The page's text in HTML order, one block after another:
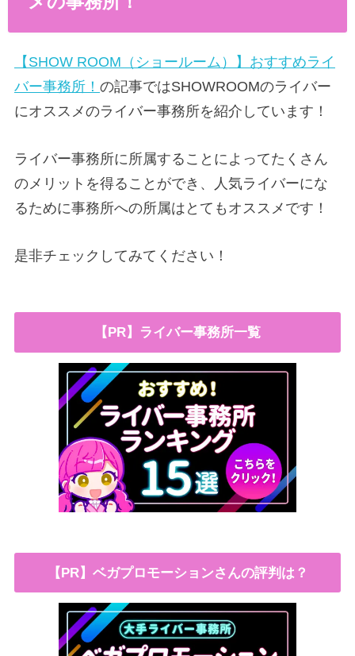
【SHOW ROOM（ショールーム）】おすすめライ
バー事務所！ の記事ではSHOWROOMのライバー
にオススメのライバー事務所を紹介しています！
ライバー事務所に所属することによってたくさん
のメリットを得ることができ、人気ライバーにな
るために事務所への所属はとてもオススメです！
是非チェックしてみてください！
【PR】ライバー事務所一覧
【PR】ベガプロモーションさんの評判は？